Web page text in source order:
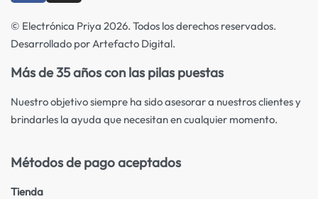
© Electrónica Priya 2026. Todos los derechos reservados.
Desarrollado por Artefacto Digital.
Más de 35 años con las pilas puestas
Nuestro objetivo siempre ha sido asesorar a nuestros clientes y
brindarles la ayuda que necesitan en cualquier momento.
Métodos de pago aceptados
Tienda